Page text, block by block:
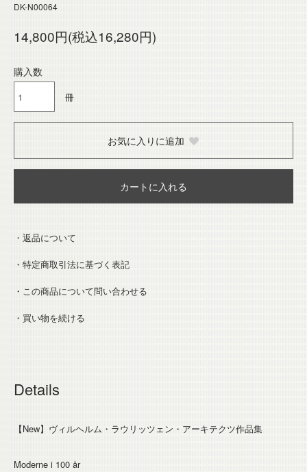
DK-N00064
14,800円(税込16,280円)
購入数
冊
お気に入りに追加
カートに入れる
・返品について
・特定商取引法に基づく表記
・この商品について問い合わせる
・買い物を続ける
Details
【New】ヴィルヘルム・ラウリッツェン・アーキテクツ作品集
Moderne i 100 år